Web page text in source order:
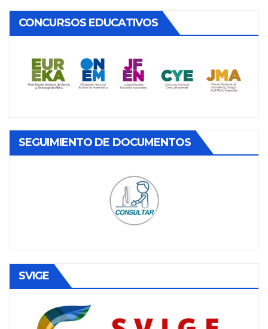
CONCURSOS EDUCATIVOS
SEGUIMIENTO DE DOCUMENTOS
SVIGE